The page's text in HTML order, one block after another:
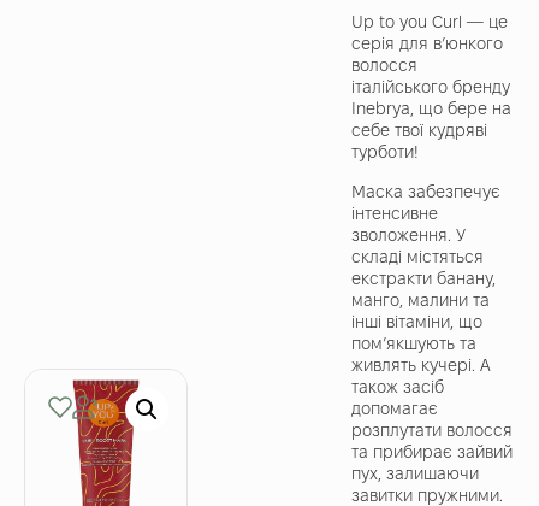
Up to you Curl — це
серія для в’юнкого
волосся
італійського бренду
Inebrya, що бере на
себе твої кудряві
турботи!
Маска забезпечує
інтенсивне
зволоження. У
складі містяться
екстракти банану,
манго, малини та
інші вітаміни, що
пом’якшують та
живлять кучері. А
також засіб
допомагає
розплутати волосся
та прибирає зайвий
пух, залишаючи
завитки пружними.